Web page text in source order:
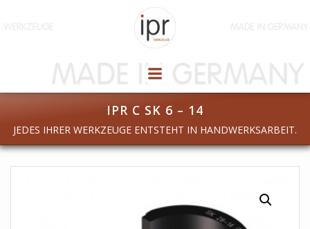
Inhalt
IPR C SK 6 – 14
JEDES IHRER WERKZEUGE ENTSTEHT IN HANDWERKSARBEIT.